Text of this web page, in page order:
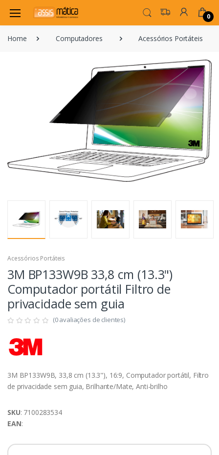
0
Home Computadores Acessórios Portáteis
Acessórios Portáteis
3M BP133W9B 33,8 cm (13.3")
Computador portátil Filtro de
privacidade sem guia
(0 avaliações de clientes)
3M BP133W9B, 33,8 cm (13.3"), 16:9, Computador portátil, Filtro
de privacidade sem guia, Brilhante/Mate, Anti-brilho
SKU: 7100283534
EAN: